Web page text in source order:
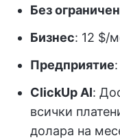
Без
Бизнес: 12 $/
Предприятие
ClickUp AI:
всички
долара на